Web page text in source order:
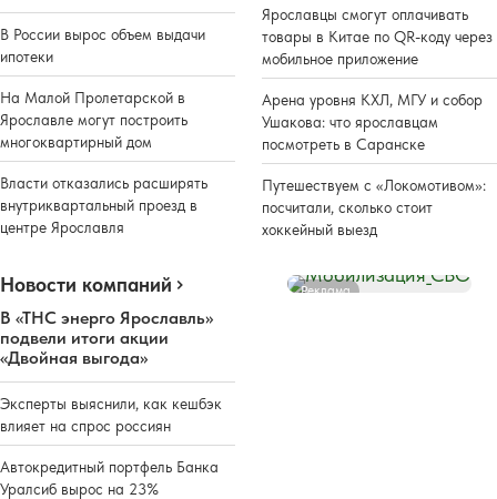
В России вырос объем выдачи
ипотеки
На Малой Пролетарской в
Ярославле могут построить
многоквартирный дом
Власти отказались расширять
внутриквартальный проезд в
центре Ярославля
Ярославцы смогут оплачивать
товары в Китае по QR-коду через
мобильное приложение
Арена уровня КХЛ, МГУ и собор
Ушакова: что ярославцам
посмотреть в Саранске
Путешествуем с «Локомотивом»:
посчитали, сколько стоит
хоккейный выезд
Новости компаний
В «ТНС энерго Ярославль»
подвели итоги акции
«Двойная выгода»
Эксперты выяснили, как кешбэк
влияет на спрос россиян
Автокредитный портфель Банка
Уралсиб вырос на 23%
Реклама